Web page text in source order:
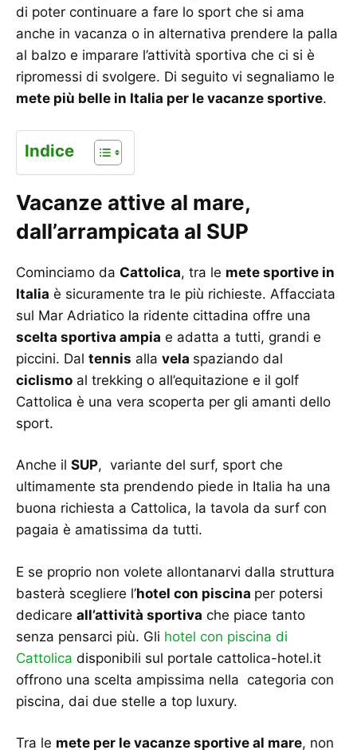
di poter continuare a fare lo sport che si ama
anche in vacanza o in alternativa prendere la palla
al balzo e imparare l’attività sportiva che ci si è
ripromessi di svolgere. Di seguito vi segnaliamo le
mete più belle in Italia per le vacanze sportive.
Indice
Vacanze attive al mare,
dall’arrampicata al SUP
Cominciamo da Cattolica, tra le mete sportive in
Italia è sicuramente tra le più richieste. Affacciata
sul Mar Adriatico la ridente cittadina offre una
scelta sportiva ampia e adatta a tutti, grandi e
piccini. Dal tennis alla vela spaziando dal
ciclismo al trekking o all’equitazione e il golf
Cattolica è una vera scoperta per gli amanti dello
sport.
Anche il SUP, variante del surf, sport che
ultimamente sta prendendo piede in Italia ha una
buona richiesta a Cattolica, la tavola da surf con
pagaia è amatissima da tutti.
E se proprio non volete allontanarvi dalla struttura
basterà scegliere l’hotel con piscina per potersi
dedicare all’attività sportiva che piace tanto
senza pensarci più. Gli hotel con piscina di
Cattolica disponibili sul portale cattolica-hotel.it
offrono una scelta ampissima nella categoria con
piscina, dai due stelle a top luxury.
Tra le mete per le vacanze sportive al mare, non